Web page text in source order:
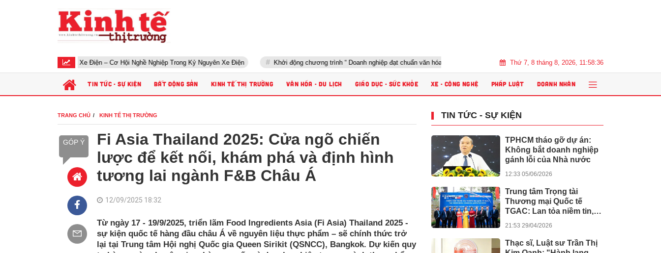
Học Sửa Xe Điện – Cơ Hội Nghề Nghiệp Trong Kỷ Nguyên Xe Điện Khởi động chương trình “ Doanh nghiệp đạt chuẩn văn hóa kinh doanh Việt Nam” năm 2026 Đổi mới phương pháp dạy học trong kỷ
Thứ 7, 8 tháng 8, 2026, 11:58:38
TIN TỨC - SỰ KIỆN BẤT ĐỘNG SẢN KINH TẾ THỊ TRƯỜNG VĂN HÓA - DU LỊCH GIÁO DỤC - SỨC KHỎE XE - CÔNG NGHỆ PHÁP LUẬT DOANH NHÂN
TRANG CHỦ KINH TẾ THỊ TRƯỜNG
GÓP Ý
Fi Asia Thailand 2025: Cửa ngõ chiến
lược để kết nối, khám phá và định hình
tương lai ngành F&B Châu Á
12/09/2025 18:32
Từ ngày 17 - 19/9/2025, triển lãm Food Ingredients Asia (Fi Asia) Thailand 2025 -
sự kiện quốc tế hàng đầu châu Á về nguyên liệu thực phẩm – sẽ chính thức trở
lại tại Trung tâm Hội nghị Quốc gia Queen Sirikit (QSNCC), Bangkok. Dự kiến quy
TIN TỨC - SỰ KIỆN
TPHCM tháo gỡ dự án:
Không bắt doanh nghiệp
gánh lỗi của Nhà nước
12:33 05/06/2026
Trung tâm Trọng tài
Thương mại Quốc tế
TGAC: Lan tỏa niềm tin,
21:53 29/04/2026
Thạc sĩ, Luật sư Trần Thị